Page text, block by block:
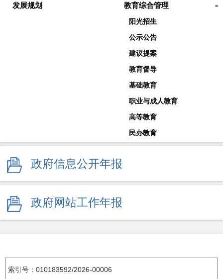
发展规划
教育综合管理 -
阳光招生
公示公告
建议提案
教育督导
基础教育
职业与成人教育
高等教育
民办教育
教师工作
学校安全生产
政府信息公开年报
政府网站工作年报
索引号：010183592/2026-00006